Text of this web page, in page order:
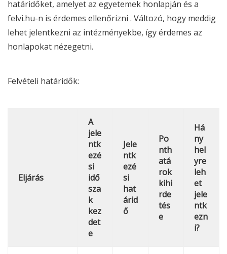
határidőket, amelyet az egyetemek honlapján és a
felvi.hu-n is érdemes ellenőrizni . Változó, hogy meddig
lehet jelentkezni az intézményekbe, így érdemes az
honlapokat nézegetni.
Felvételi határidők:
Eljárás
A
jele
ntk
ezé
si
idő
sza
k
kez
det
e
Jele
ntk
ezé
si
hat
árid
ő
Po
nth
atá
rok
kihi
rde
tés
e
Há
ny
hel
yre
leh
et
jele
ntk
ezn
i?